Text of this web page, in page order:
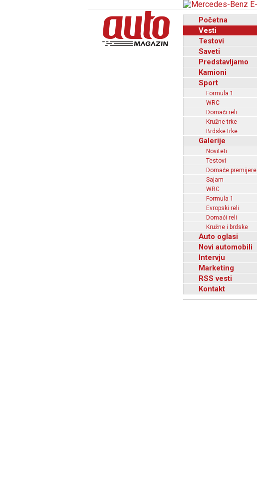
Početna
Vesti
Testovi
Saveti
Predstavljamo
Kamioni
Sport
Formula 1
WRC
Domaći reli
Kružne trke
Brdske trke
Galerije
Noviteti
Testovi
Domaće premijere
Sajam
WRC
Formula 1
Evropski reli
Domaći reli
Kružne i brdske
Auto oglasi
Novi automobili
Intervju
Marketing
RSS vesti
Kontakt